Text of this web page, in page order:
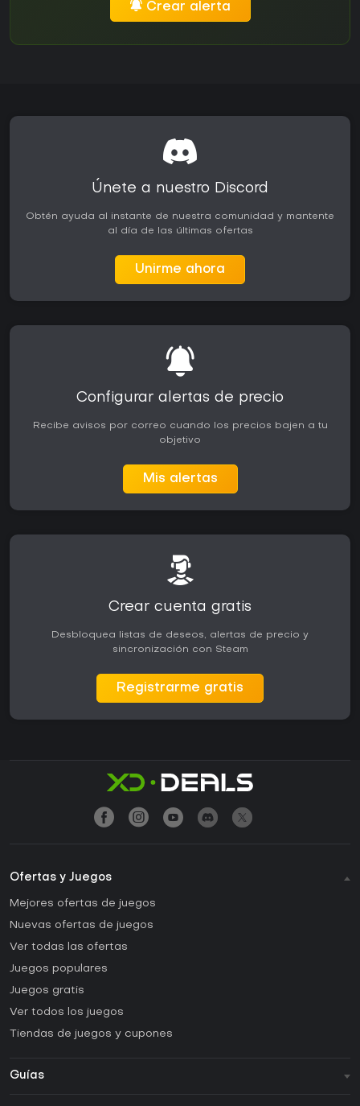
Crear alerta
Únete a nuestro Discord
Obtén ayuda al instante de nuestra comunidad y mantente
al día de las últimas ofertas
Unirme ahora
Configurar alertas de precio
Recibe avisos por correo cuando los precios bajen a tu
objetivo
Mis alertas
Crear cuenta gratis
Desbloquea listas de deseos, alertas de precio y
sincronización con Steam
Registrarme gratis
Ofertas y Juegos
Mejores ofertas de juegos
Nuevas ofertas de juegos
Ver todas las ofertas
Juegos populares
Juegos gratis
Ver todos los juegos
Tiendas de juegos y cupones
Guías